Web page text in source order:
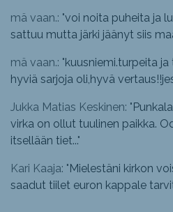
mä vaan.: "voi noita puheita ja
sattuu mutta järki jäänyt siis
mä vaan.: "kuusniemi.turpeita
hyviä sarjoja oli,hyvä
Jukka Matias Keskinen: "
virka on ollut tuulinen paikka.
itsellään tiet..."
Kari Kaaja: "Mielestäni kirkon
saadut tiilet euron kappale